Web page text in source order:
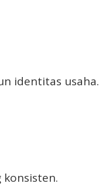
identitas usaha.